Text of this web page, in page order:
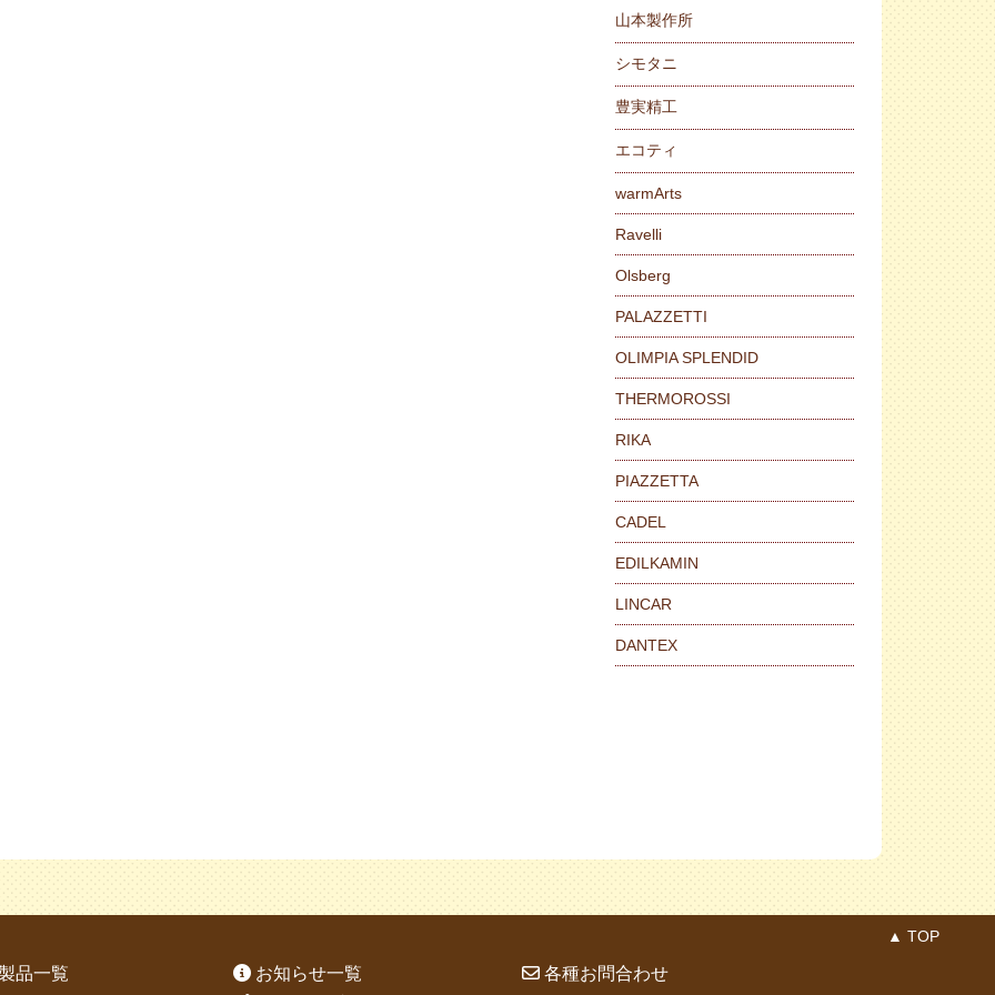
山本製作所
シモタニ
豊実精工
エコティ
warmArts
Ravelli
Olsberg
PALAZZETTI
OLIMPIA SPLENDID
THERMOROSSI
RIKA
PIAZZETTA
CADEL
EDILKAMIN
LINCAR
DANTEX
▲ TOP
品一覧
お知らせ一覧
各種お問合わせ